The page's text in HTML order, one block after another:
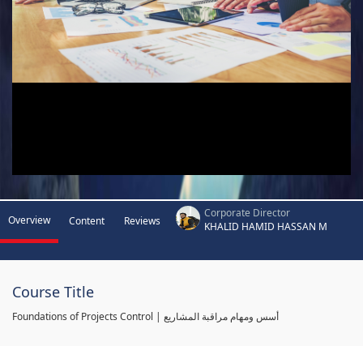
Overview Content Reviews
Corporate Director
KHALID HAMID HASSAN M
Course Title
Foundations of Projects Control | أسس ومهام مراقبة المشاريع